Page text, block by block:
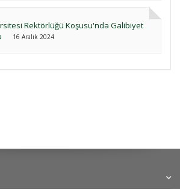
Rektörlüğü Koşusu'nda Galibiyet
16 Aralık 2024